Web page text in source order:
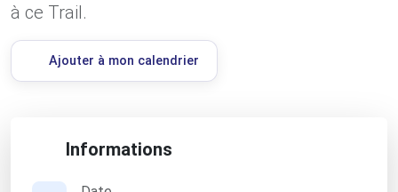
à ce Trail.
Ajouter à mon calendrier
Informations